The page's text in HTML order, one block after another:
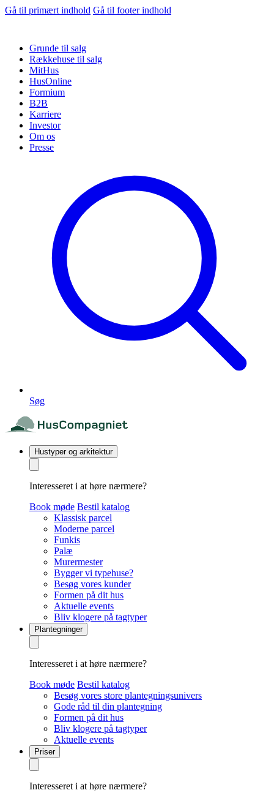
Gå til primært indhold Gå til footer indhold
Grunde til salg
Rækkehuse til salg
MitHus
HusOnline
Formium
B2B
Karriere
Investor
Om os
Presse
Søg
Hustyper og arkitektur
Interesseret i at høre nærmere?
Book møde Bestil katalog
Klassisk parcel
Moderne parcel
Funkis
Palæ
Murermester
Bygger vi typehuse?
Besøg vores kunder
Formen på dit hus
Aktuelle events
Bliv klogere på tagtyper
Plantegninger
Interesseret i at høre nærmere?
Book møde Bestil katalog
Besøg vores store plantegningsunivers
Gode råd til din plantegning
Formen på dit hus
Bliv klogere på tagtyper
Aktuelle events
Priser
Interesseret i at høre nærmere?